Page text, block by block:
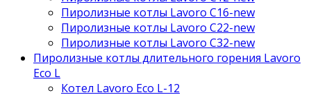
Пиролизные котлы Lavoro C16-new
Пиролизные котлы Lavoro C22-new
Пиролизные котлы Lavoro C32-new
Пиролизные котлы длительного горения Lavoro
Eco L
Котел Lavoro Eco L-12